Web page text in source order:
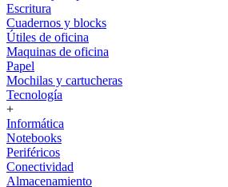
Escritura
Cuadernos y blocks
Útiles de oficina
Maquinas de oficina
Papel
Mochilas y cartucheras
Tecnología
+
Informática
Notebooks
Periféricos
Conectividad
Almacenamiento